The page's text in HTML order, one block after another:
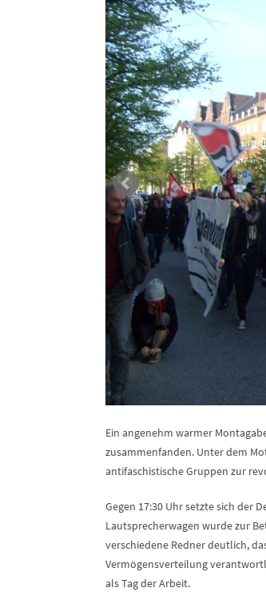
Ein angenehm warmer
zusammenfanden. Unter dem
antifaschistische Gruppen zur
Gegen 17:30 Uhr setzte sich der
Lautsprecherwagen wurde zur
verschiedene Redner deutlich,
Vermögensverteilung
als Tag der Arbeit.